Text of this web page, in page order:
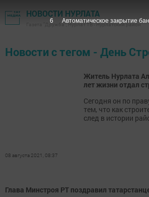
НОВОСТИ НУРЛАТА
Газета "Дружба", Нурлат ТВ - Нурлатский район
Новости с тегом - День
Житель Нурлата
лет жизни отдал
Сегодня он по
тем, что как
след в истории
08 августа 2021, 08:37
Глава Минстроя РТ поздравил
6 Автоматическое закрытие